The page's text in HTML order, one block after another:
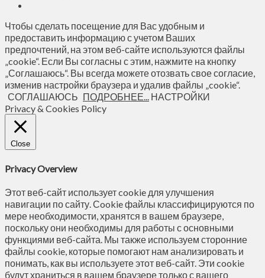
Чтобы сделать посещение для Вас удобным и
предоставить информацию с учетом Ваших
предпочтений, на этом веб-сайте используются файлы
„cookie“. Если Вы согласны с этим, нажмите на кнопку
„Соглашаюсь“. Вы всегда можете отозвать свое согласие,
изменив настройки браузера и удалив файлы „cookie“.
СОГЛАШАЮСЬ ПОДРОБНЕЕ... НАСТРОЙКИ
Privacy & Cookies Policy
Close
Privacy Overview
Этот веб-сайт использует cookie для улучшения
навигации по сайту. Сookie файлы классифицируются по
мере необходимости, хранятся в вашем браузере,
поскольку они необходимы для работы с основными
функциями веб-сайта. Мы также используем сторонние
файлы cookie, которые помогают нам анализировать и
понимать, как вы используете этот веб-сайт. Эти cookie
будут храниться в вашем браузере только с вашего